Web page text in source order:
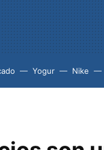
Yogur Nike